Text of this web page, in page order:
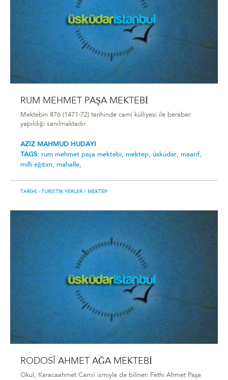
RUM MEHMET PAŞA MEKTEBİ
Mektebin 876 (1471-72) tarihinde cami külliyesi ile beraber
yapıldığı sanılmaktadır.
AZIZ MAHMUD HUDAYI
TAGS: rum mehmet paşa mektebi̇, mektep, üsküdar, maarif,
milli eğitim, mahalle,
TARIHI - TURISTIK YERLER / MEKTEP
RODOSÎ AHMET AĞA MEKTEBİ
Okul, Karacaahmet Camii ismiyle de bilinen Fethi Ahmet Paşa